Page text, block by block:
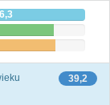
39,2